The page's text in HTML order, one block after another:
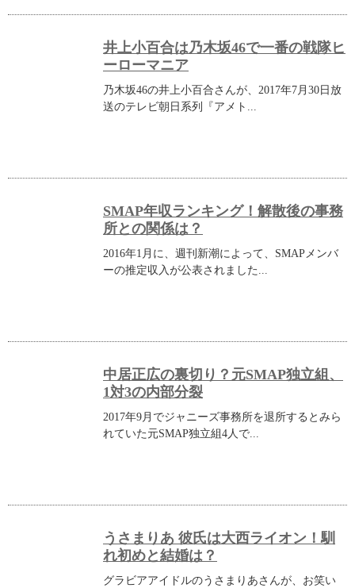
井上小百合は乃木坂46で一番の戦隊ヒ
ーローマニア
乃木坂46の井上小百合さんが、2017年7月30日放
送のテレビ朝日系列『アメト...
SMAP年収ランキング！解散後の事務
所との関係は？
2016年1月に、週刊新潮によって、SMAPメンバ
ーの推定収入が公表されました...
中居正広の裏切り？元SMAP独立組、
1対3の内部分裂
2017年9月でジャニーズ事務所を退所するとみら
れていた元SMAP独立組4人で...
うさまりあ 彼氏は大西ライオン！馴
れ初めと結婚は？
グラビアアイドルのうさまりあさんが、お笑い